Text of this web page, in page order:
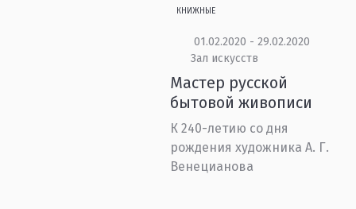
КНИЖНЫЕ
01.02.2020 - 29.02.2020
Зал искусств
Мастер русской
бытовой живописи
К 240-летию со дня
рождения художника А. Г.
Венецианова